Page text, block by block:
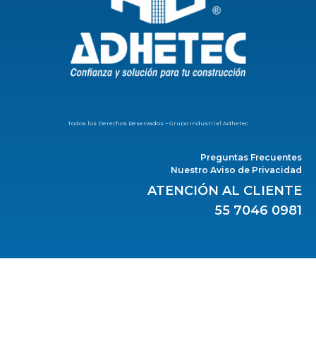
Todos los Derechos Reservados – Grupo Industrial Adhetec
Preguntas Frecuentes
Nuestro Aviso de Privacidad
ATENCIÓN AL CLIENTE
55 7046 0981